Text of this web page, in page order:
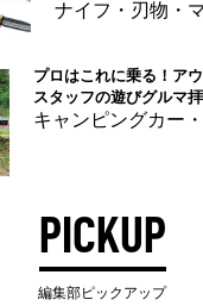
ナイフ・刃物・
プロはこれに乗る！ア
スタッフの遊びグルマ
キャンピングカー
PICKUP
編集部ピックアップ